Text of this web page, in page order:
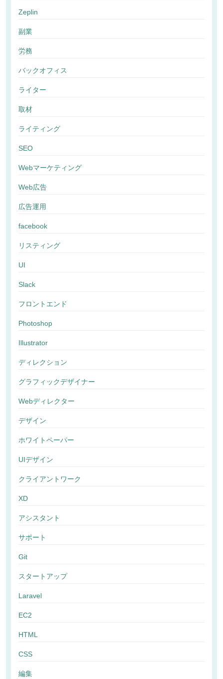
Zeplin
副業
労務
バックオフィス
ライター
取材
ライティング
SEO
Webマーケティング
Web広告
広告運用
facebook
リスティング
UI
Slack
フロントエンド
Photoshop
Illustrator
ディレクション
グラフィックデザイナー
Webディレクター
デザイン
ホワイトペーパー
UIデザイン
クライアントワーク
XD
アシスタント
サポート
Git
スタートアップ
Laravel
EC2
HTML
CSS
編集